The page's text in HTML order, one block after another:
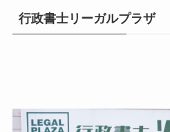
行政書士リーガルプラザ